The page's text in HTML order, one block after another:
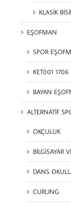
KLASİK
EŞOFMAN
SPOR
KET001
BAYAN
ALTERNATİF
OKÇULUK
BİLGİSAYAR
DANS
CURLING